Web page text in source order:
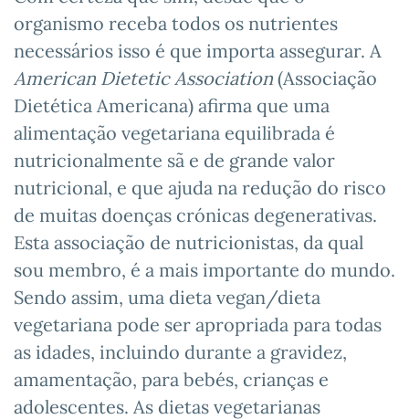
organismo receba todos os nutrientes
necessários isso é que importa assegurar. A
American Dietetic Association (Associação
Dietética Americana) afirma que uma
alimentação vegetariana equilibrada é
nutricionalmente sã e de grande valor
nutricional, e que ajuda na redução do risco
de muitas doenças crónicas degenerativas.
Esta associação de nutricionistas, da qual
sou membro, é a mais importante do mundo.
Sendo assim, uma dieta vegan/dieta
vegetariana pode ser apropriada para todas
as idades, incluindo durante a gravidez,
amamentação, para bebés, crianças e
adolescentes. As dietas vegetarianas